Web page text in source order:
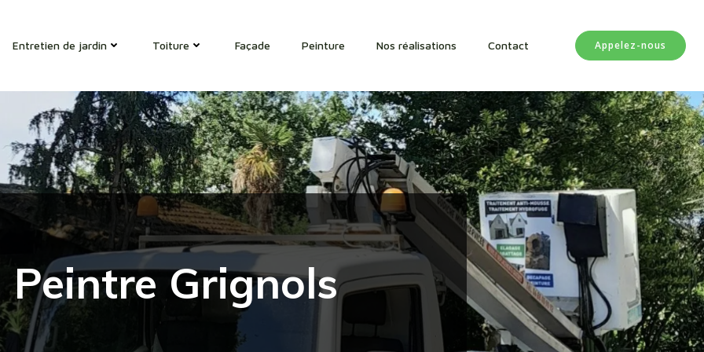
Entretien de jardin Toiture Façade Peinture Nos réalisations Contact Appelez-nous
Peintre Grignols